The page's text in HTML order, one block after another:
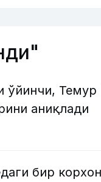
Темур
аниқлади
бир